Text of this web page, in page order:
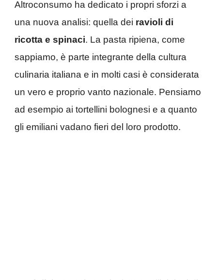
Altroconsumo ha dedicato i propri sforzi a
una nuova analisi: quella dei ravioli di
ricotta e spinaci. La pasta ripiena, come
sappiamo, è parte integrante della cultura
culinaria italiana e in molti casi è considerata
un vero e proprio vanto nazionale. Pensiamo
ad esempio ai tortellini bolognesi e a quanto
gli emiliani vadano fieri del loro prodotto.